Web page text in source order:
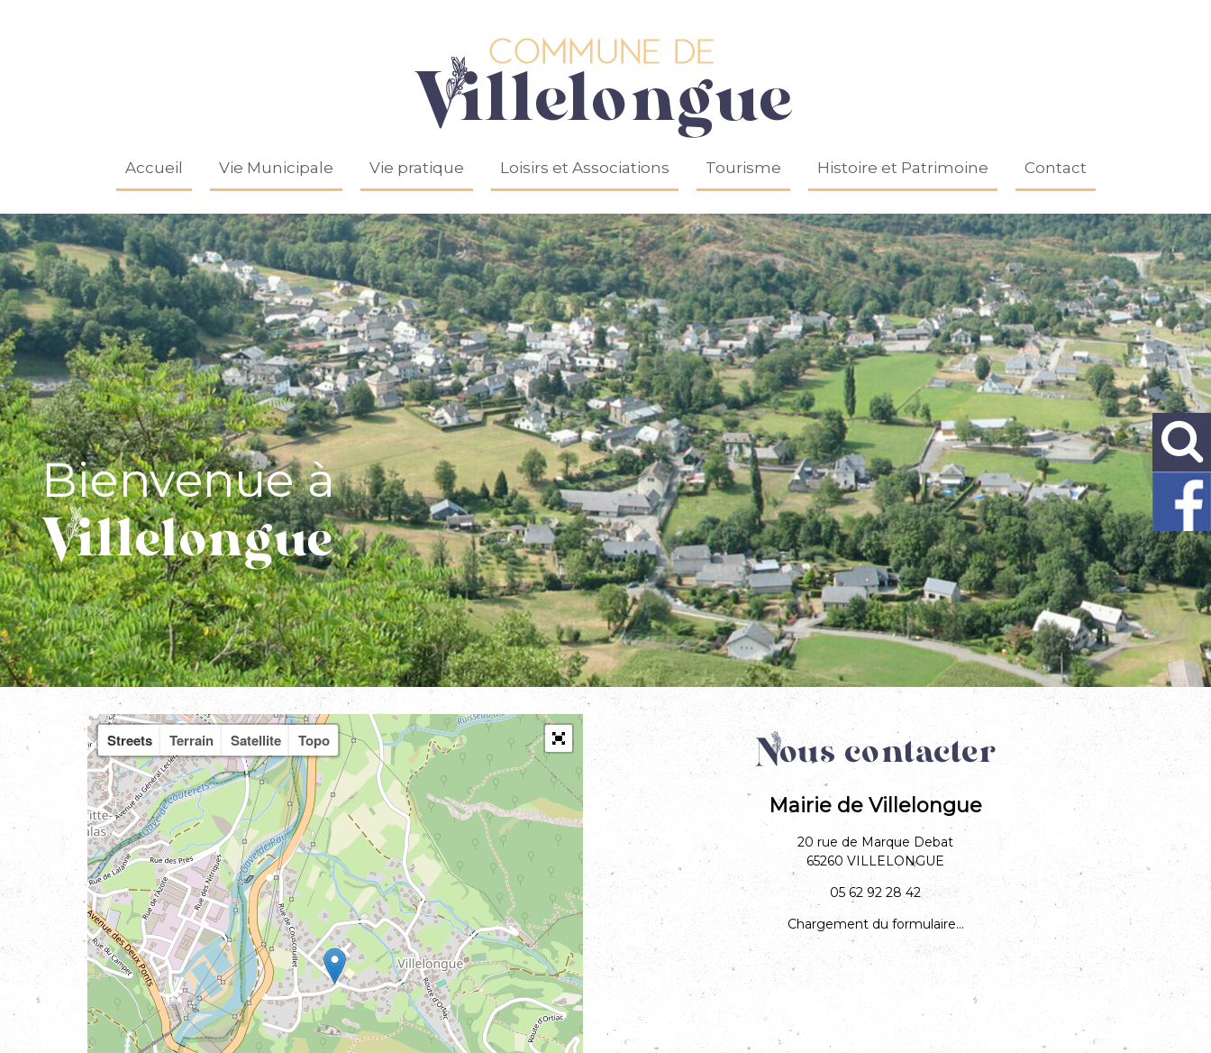
Accueil Vie Municipale Vie pratique Loisirs et Associations Tourisme Histoire et Patrimoine Contact
Bienvenue à
Villelongue
Streets Terrain Satellite Topo Nous contacter
Mairie de Villelongue
20 rue de Marque Debat
65260 VILLELONGUE
05 62 92 28 42
Chargement du formulaire...